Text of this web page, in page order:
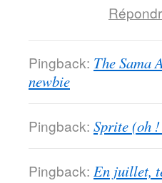
Pingback: The Sama
newbie
Pingback: Sprite (oh
Pingback: En juillet,